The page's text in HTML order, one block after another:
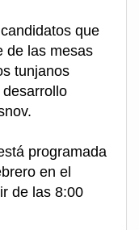
que
de las mesas
tunjanos
programada
en el
de las 8:00